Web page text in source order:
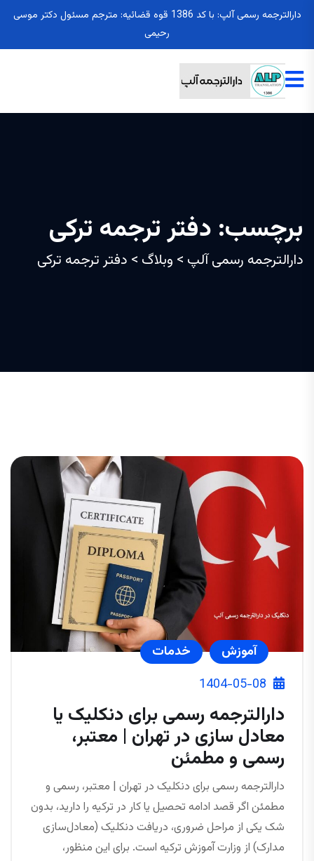
دارالترجمه رسمی آلپ: با کد 1386 قوه قضائیه: مترجم مسئول دکتر موسی
رحیمی
برچسب: دفتر ترجمه ترکی
دارالترجمه رسمی آلپ > وبلاگ > دفتر ترجمه ترکی
آموزش
خدمات
1404-05-08
دارالترجمه رسمی برای دنکلیک یا
معادل سازی در تهران | معتبر،
رسمی و مطمئن
دارالترجمه رسمی برای دنکلیک در تهران | معتبر، رسمی و
مطمئن اگر قصد ادامه تحصیل یا کار در ترکیه را دارید، بدون
شک یکی از مراحل ضروری، دریافت دنکلیک (معادل‌سازی
مدارک) از وزارت آموزش ترکیه است. برای این منظور،